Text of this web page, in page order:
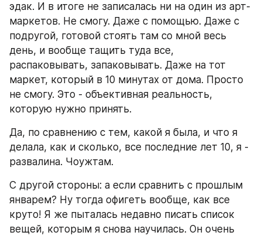
эдак. И в итоге не записалась ни на один из арт-
маркетов. Не смогу. Даже с помощью. Даже с
подругой, готовой стоять там со мной весь
день, и вообще тащить туда все,
распаковывать, запаковывать. Даже на тот
маркет, который в 10 минутах от дома. Просто
не смогу. Это - объективная реальность,
которую нужно принять.
Да, по сравнению с тем, какой я была, и что я
делала, как и сколько, все последние лет 10, я -
развалина. Чоужтам.
С другой стороны: а если сравнить с прошлым
январем? Ну тогда офигеть вообще, как все
круто! Я же пыталась недавно писать список
вещей, которым я снова научилась. Он очень